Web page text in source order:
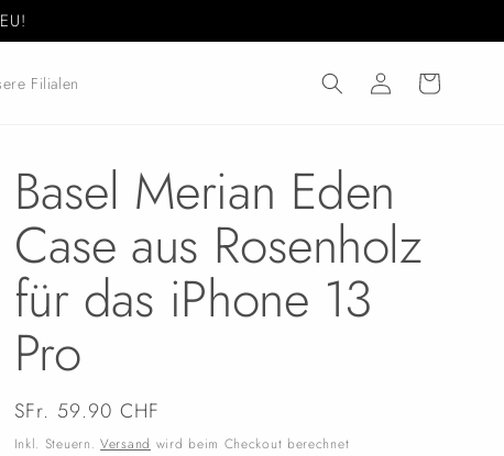
Filialen EinloggenWarenkorb
Basel Merian Eden
Case aus Rosenholz
für das iPhone 13
Pro
Normaler
Preis
SFr. 59.90 CHF
Inkl. Steuern.Versand wird beim Checkout berechnet